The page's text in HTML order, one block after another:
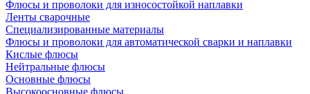
Флюсы и проволоки для износостойкой наплавки
Ленты сварочные
Специализированные материалы
Флюсы и проволоки для автоматической сварки и наплавки
Кислые флюсы
Нейтральные флюсы
Основные флюсы
Высокоосновные флюсы